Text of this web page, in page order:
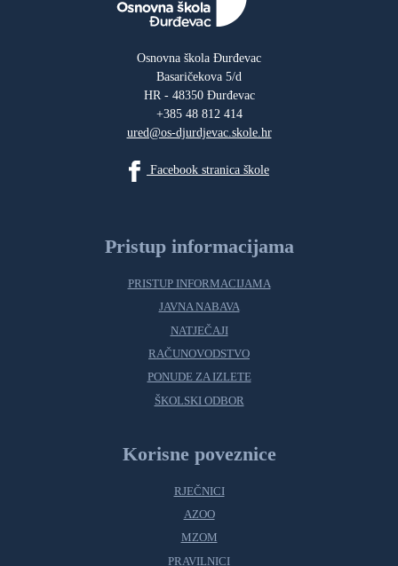
Osnovna škola Đurđevac
Basaričekova 5/d
HR - 48350 Đurđevac
+385 48 812 414
ured@os-djurdjevac.skole.hr
Facebook stranica škole
Pristup informacijama
PRISTUP INFORMACIJAMA
JAVNA NABAVA
NATJEČAJI
RAČUNOVODSTVO
PONUDE ZA IZLETE
ŠKOLSKI ODBOR
Korisne poveznice
RJEČNICI
AZOO
MZOM
PRAVILNICI